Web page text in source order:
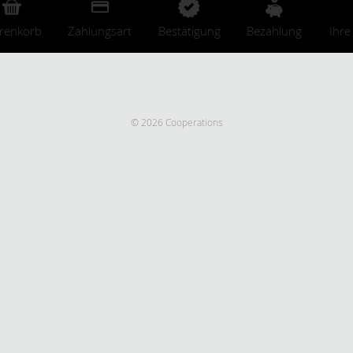
Zahlungsart Bestätigung Bezahlung
© 2026 Cooperations